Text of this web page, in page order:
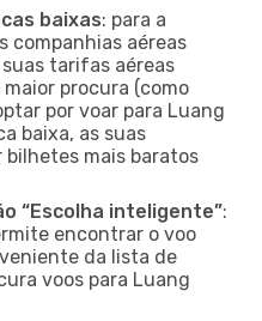
baixas: para a
companhias aéreas
tarifas aéreas
procura (como
por voar para Luang
baixa, as suas
mais baratos
“Escolha inteligente”:
encontrar o voo
da lista de
voos para Luang